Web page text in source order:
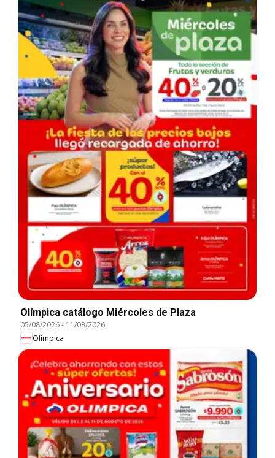
Olímpica catálogo Miércoles de Plaza
05/08/2026- 11/08/2026
Olímpica